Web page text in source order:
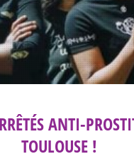
ANTI-
TOULOUSE !